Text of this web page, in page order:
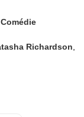
Comédie
Richardson